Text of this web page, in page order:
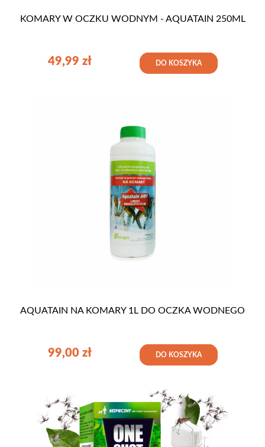
KOMARY W OCZKU WODNYM - AQUATAIN 250ML
49,99 zł DO KOSZYKA
AQUATAIN NA KOMARY 1L DO OCZKA WODNEGO
99,00 zł DO KOSZYKA